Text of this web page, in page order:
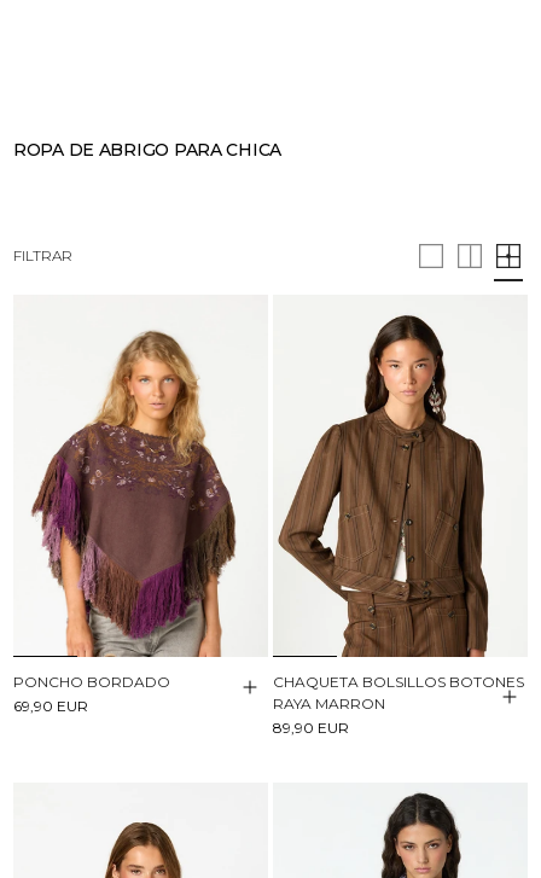
ROPA DE ABRIGO PARA CHICA
FILTRAR
PONCHO BORDADO
69,90 EUR
CHAQUETA BOLSILLOS BOTONES
RAYA MARRON
89,90 EUR